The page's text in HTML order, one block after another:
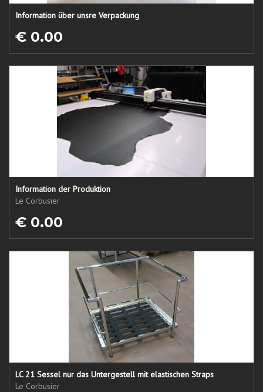
Information über unsre Verpackung
€ 0.00
Information der Produktion
Le Corbusier
€ 0.00
LC 21 Sessel nur das Untergestell mit elastischen Straps
Le Corbusier